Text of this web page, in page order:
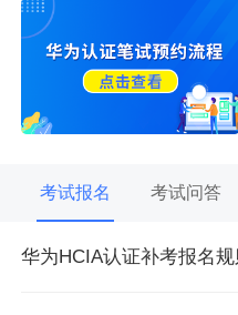
考试报名 考试问答